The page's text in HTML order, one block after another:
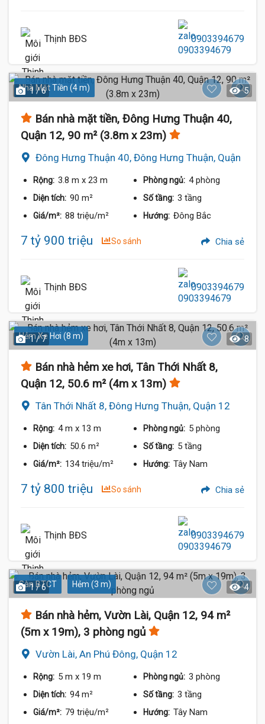
Thịnh BĐS 0903394679
Nhà Mặt Tiền (4 m)
1 / 6 5
Bán nhà mặt tiền, Đông Hưng Thuận 40,
Quận 12, 90 m² (3.8m x 23m)
Đông Hưng Thuận 40, Đông Hưng Thuận, Quận
Rộng: 3.8 m x 23 m Phòng ngủ: 4 phòng
Diện tích: 90 m² Số tầng: 3 tầng
Giá/m²: 88 triệu/m² Hướng: Đông Bắc
7 tỷ 900 triệu So sánh Chia sẻ
Thịnh BĐS 0903394679
Hẻm Xe Hơi (8 m)
1 / 7 8
Bán nhà hẻm xe hơi, Tân Thới Nhất 8,
Quận 12, 50.6 m² (4m x 13m)
Tân Thới Nhất 8, Đông Hưng Thuận, Quận 12
Rộng: 4 m x 13 m Phòng ngủ: 5 phòng
Diện tích: 50.6 m² Số tầng: 5 tầng
Giá/m²: 134 triệu/m² Hướng: Tây Nam
7 tỷ 800 triệu So sánh Chia sẻ
Thịnh BĐS 0903394679
Sàn BTCT Hẻm (3 m)
1 / 6 4
Bán nhà hẻm, Vườn Lài, Quận 12, 94 m²
(5m x 19m), 3 phòng ngủ
Vườn Lài, An Phú Đông, Quận 12
Rộng: 5 m x 19 m Phòng ngủ: 3 phòng
Diện tích: 94 m² Số tầng: 3 tầng
Giá/m²: 79 triệu/m² Hướng: Tây Nam